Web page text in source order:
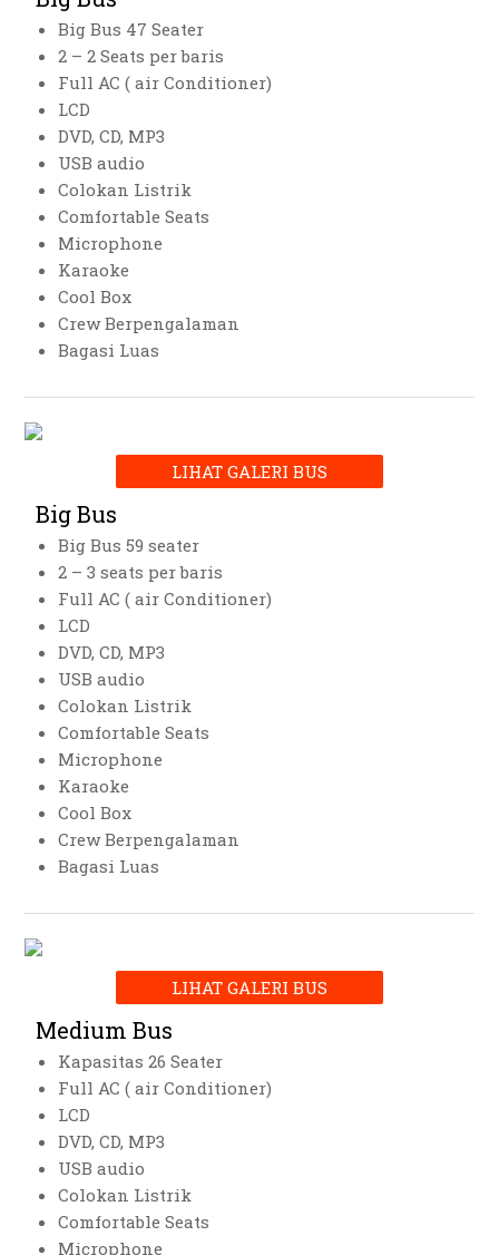
Big Bus 47 Seater
2 – 2 Seats per baris
Full AC ( air Conditioner)
LCD
DVD, CD, MP3
USB audio
Colokan Listrik
Comfortable Seats
Microphone
Karaoke
Cool Box
Crew Berpengalaman
Bagasi Luas
LIHAT GALERI BUS
Big Bus
Big Bus 59 seater
2 – 3 seats per baris
Full AC ( air Conditioner)
LCD
DVD, CD, MP3
USB audio
Colokan Listrik
Comfortable Seats
Microphone
Karaoke
Cool Box
Crew Berpengalaman
Bagasi Luas
LIHAT GALERI BUS
Medium Bus
Kapasitas 26 Seater
Full AC ( air Conditioner)
LCD
DVD, CD, MP3
USB audio
Colokan Listrik
Comfortable Seats
Microphone